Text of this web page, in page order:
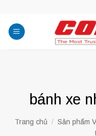
content
bánh xe
Trang chủ / Sản phẩm